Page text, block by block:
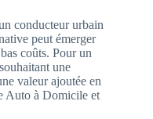
conducteur urbain
peut émerger
coûts. Pour un
une
valeur ajoutée en
Auto à Domicile et